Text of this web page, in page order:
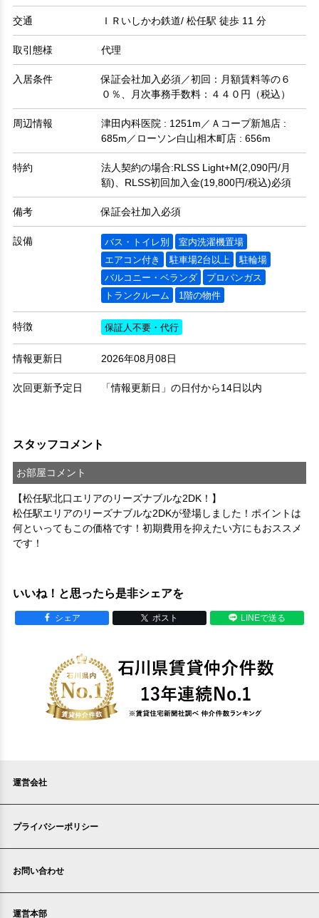
交通 ＩＲいしかわ鉄道/ 松任駅 徒歩 11 分
取引態様 代理
入居条件
保証会社加入必須／初回：月額賃料等の６
０％、月次事務手数料：４４０円（税込）
周辺情報
津田内科医院 : 1251m／Ａコープ新旭店 :
685m／ローソン白山相木町店 : 656m
特約
法人契約の場合:RLSS Light+M(2,090円/月
額)、RLSS初回加入金(19,800円/税込)必須
備考 保証会社加入必須
設備 バス・トイレ別
室内洗濯機置場
エアコン付き
駐車場2台以上
駐輪場
バルコニー・ベランダ
プロパンガス
トランクルーム
1階の物件
特徴 保証人不要・代行
情報更新日 2026年08月08日
次回更新予定日 「情報更新日」の日付から14日以内
スタッフコメント
お部屋コメント
【松任駅北口エリアのリーズナブルな2DK！】
松任駅エリアのリーズナブルな2DKが登場しました！ポイントは
何といってもこの価格です！初期費用を抑えたい方にもおススメ
です！
いいね！と思ったら是非シェアを
シェア ポスト LINEで送る
運営会社
プライバシーポリシー
お問い合わせ
運営本部